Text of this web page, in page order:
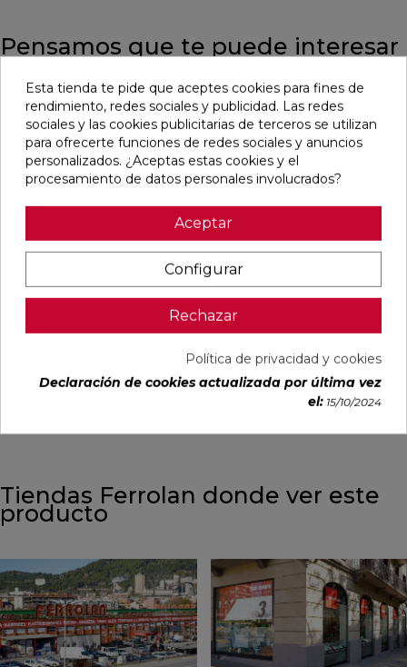
Pensamos que te puede interesar
DUCALE
CEDAR MATE
77356202
33,28 €
incl.)
favorite
VOLTE HAYA
MATE 75X75
77640372
29,65 €
incl.)
favorite
CYPRESS
NATURAL
77640561
PVP
27,23 €
/m²
incl.)
favorite
VER MÁS
TANGRAM
CAMEL MATE
91080296
38,60 €
incl.)
Tiendas Ferrolan donde ver este
producto
Esta tienda te pide que aceptes cookies para fines de
rendimiento, redes sociales y publicidad. Las redes
sociales y las cookies publicitarias de terceros se utilizan
para ofrecerte funciones de redes sociales y anuncios
personalizados. ¿Aceptas estas cookies y el
procesamiento de datos personales involucrados?
Aceptar
Configurar
Rechazar
Política de privacidad y cookies
Declaración de cookies actualizada por última vez
el: 15/10/2024